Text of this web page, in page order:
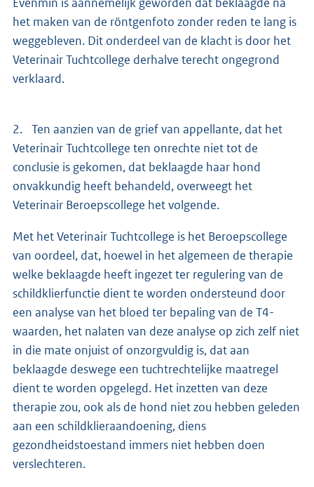
het maken van de röntgenfoto zonder reden te lang is
weggebleven. Dit onderdeel van de klacht is door het
Veterinair Tuchtcollege derhalve terecht ongegrond
verklaard.
2. Ten aanzien van de grief van appellante, dat het
Veterinair Tuchtcollege ten onrechte niet tot de
conclusie is gekomen, dat beklaagde haar hond
onvakkundig heeft behandeld, overweegt het
Veterinair Beroepscollege het volgende.
Met het Veterinair Tuchtcollege is het Beroepscollege
van oordeel, dat, hoewel in het algemeen de therapie
welke beklaagde heeft ingezet ter regulering van de
schildklierfunctie dient te worden ondersteund door
een analyse van het bloed ter bepaling van de T4-
waarden, het nalaten van deze analyse op zich zelf niet
in die mate onjuist of onzorgvuldig is, dat aan
beklaagde deswege een tuchtrechtelijke maatregel
dient te worden opgelegd. Het inzetten van deze
therapie zou, ook als de hond niet zou hebben geleden
aan een schildklieraandoening, diens
gezondheidstoestand immers niet hebben doen
verslechteren.